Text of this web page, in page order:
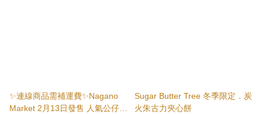
✨連線商品需補運費✨Nagano
Market 2月13日發售 人氣公仔掛
Sugar Butter Tree 冬季限定．炭
火朱古力夾心餅